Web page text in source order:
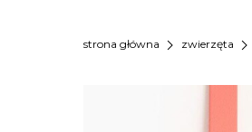
strona główna chevron_right zwierzęta chevron_right